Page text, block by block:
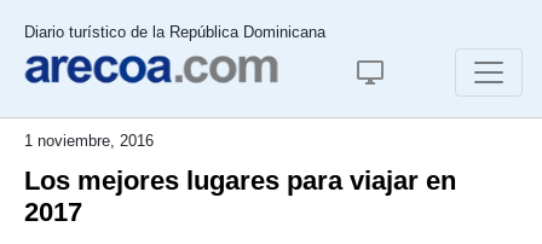
Diario turístico de la República Dominicana
1 noviembre, 2016
Los mejores lugares para viajar en
2017